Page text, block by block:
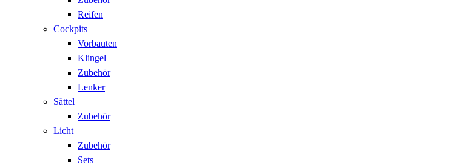
Reifen
Cockpits
Vorbauten
Klingel
Zubehör
Lenker
Sättel
Zubehör
Licht
Zubehör
Sets